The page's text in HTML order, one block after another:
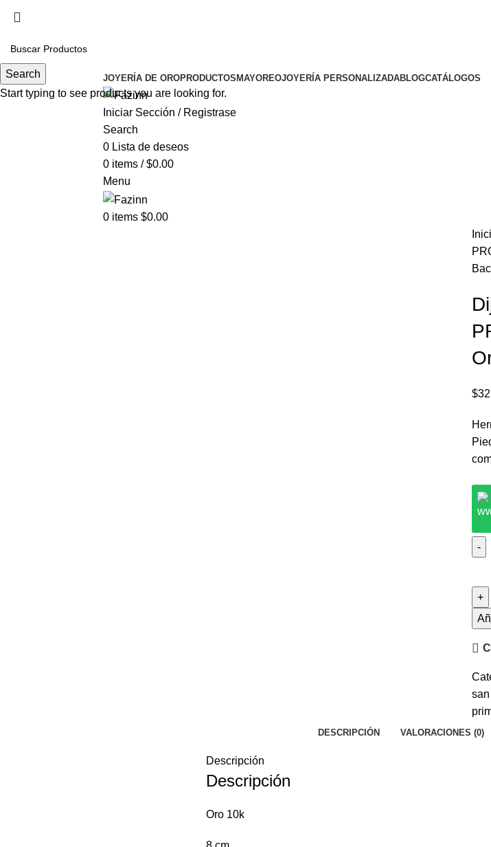
JOYERÍA DE OROPRODUCTOS MAYOREOJOYERÍA PERSONALIZADABLOGCATÁLOGOS
Iniciar Sección / Registrase
Search
0 Lista de deseos
0 items / $0.00
Menu
0 items $0.00
$
Oro
DESCRIPCIÓN VALORACIONES (0)
Descripción
Descripción
Oro 10k
Search
Start typing to see products you are looking for.